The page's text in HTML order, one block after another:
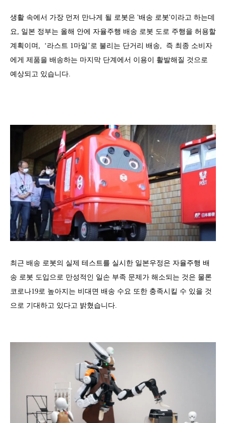
생활 속에서 가장 먼저 만나게 될 로봇은 '배송 로봇'이라고 하는데
요, 일본 정부는 올해 안에 자율주행 배송 로봇 도로 주행을 허용할
계획이며, ‘라스트 1마일’로 불리는 단거리 배송, 즉 최종 소비자
에게 제품을 배송하는 마지막 단계에서 이용이 활발해질 것으로
예상되고 있습니다.
최근 배송 로봇의 실제 테스트를 실시한 일본우정은 자율주행 배
송 로봇 도입으로 만성적인 일손 부족 문제가 해소되는 것은 물론
코로나19로 높아지는 비대면 배송 수요 또한 충족시킬 수 있을 것
으로 기대하고 있다고 밝혔습니다.